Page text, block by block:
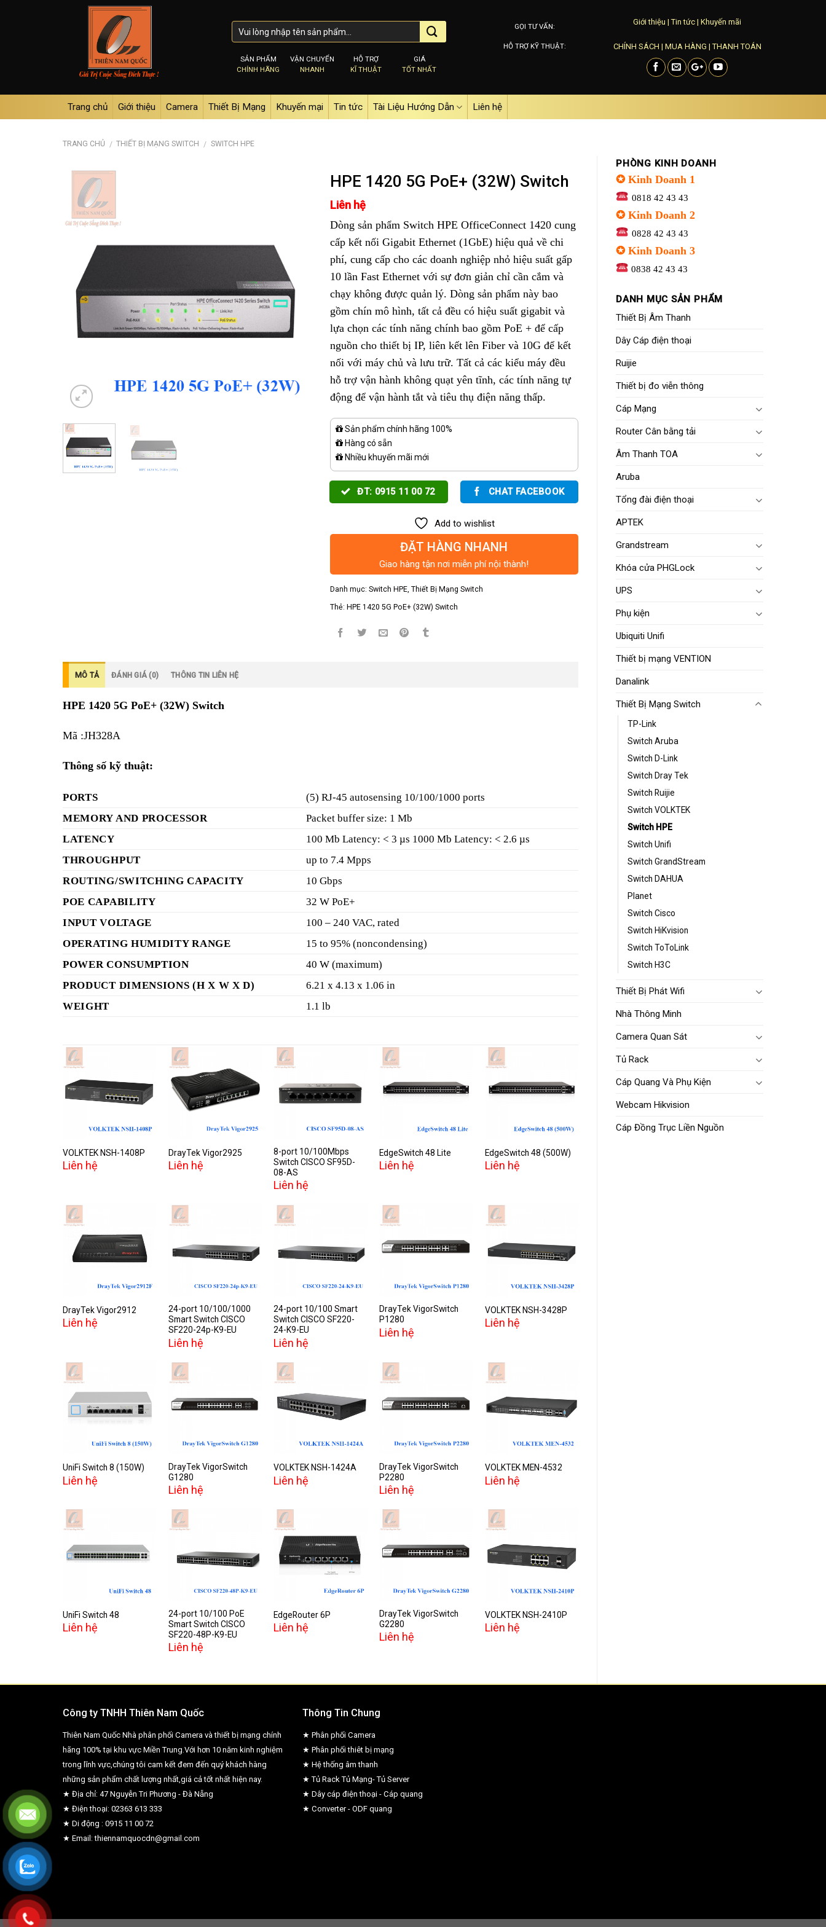
SẢN PHẨM
CHÍNH HÃNG
VẬN CHUYỂN
NHANH
HỖ TRỢ
KĨ THUẬT
GIÁ
TỐT NHẤT
GỌI TƯ VẤN:
HỖ TRỢ KỸ THUẬT:
Giới thiệu |Tin tức | Khuyến mãi
CHÍNH SÁCH | MUA HÀNG |THANH TOÁN
Trang chủ Giới thiệu Camera Thiết Bị Mạng Khuyến mại Tin tức Tài Liệu Hướng Dẫn Liên hệ
TRANG CHỦ / THIẾT BỊ MẠNG SWITCH / SWITCH HPE
PHÒNG KINH DOANH
✪ Kinh Doanh 1
0818 42 43 43
✪ Kinh Doanh 2
0828 42 43 43
✪ Kinh Doanh 3
0838 42 43 43
DANH MỤC SẢN PHẨM
Thiết Bị Âm Thanh
Dây Cáp điện thoại
Ruijie
Thiết bị đo viễn thông
Cáp Mạng
Router Cân bằng tải
Âm Thanh TOA
Aruba
Tổng đài điện thoại
APTEK
Grandstream
Khóa cửa PHGLock
UPS
Phụ kiện
Ubiquiti Unifi
Thiết bị mạng VENTION
Danalink
Thiết Bị Mạng Switch
TP-Link
Switch Aruba
Switch D-Link
Switch Dray Tek
Switch Ruijie
Switch VOLKTEK
Switch HPE
Switch Unifi
Switch GrandStream
Switch DAHUA
Planet
Switch Cisco
Switch HiKvision
Switch ToToLink
Switch H3C
Thiết Bị Phát Wifi
Nhà Thông Minh
Camera Quan Sát
Tủ Rack
Cáp Quang Và Phụ Kiện
Webcam Hikvision
Cáp Đồng Trục Liền Nguồn
HPE 1420 5G PoE+ (32W) Switch
Liên hệ
Dòng sản phẩm Switch HPE OfficeConnect 1420 cung
cấp kết nối Gigabit Ethernet (1GbE) hiệu quả về chi
phí, cung cấp cho các doanh nghiệp nhỏ hiệu suất gấp
10 lần Fast Ethernet với sự đơn giản chỉ cần cắm và
chạy không được quản lý. Dòng sản phẩm này bao
gồm chín mô hình, tất cả đều có hiệu suất gigabit và
lựa chọn các tính năng chính bao gồm PoE + để cấp
nguồn cho thiết bị IP, liên kết lên Fiber và 10G để kết
nối với máy chủ và lưu trữ. Tất cả các kiểu máy đều
hỗ trợ vận hành không quạt yên tĩnh, các tính năng tự
động để vận hành tắt và tiêu thụ điện năng thấp.
Sản phẩm chính hãng 100%
Hàng có sẵn
Nhiều khuyến mãi mới
ĐT: 0915 11 00 72 CHAT FACEBOOK
Add to wishlist
ĐẶT HÀNG NHANH
Giao hàng tận nơi miễn phí nội thành!
Danh mục: Switch HPE, Thiết Bị Mạng Switch
Thẻ: HPE 1420 5G PoE+ (32W) Switch
MÔ TẢ ĐÁNH GIÁ (0) THÔNG TIN LIÊN HỆ
HPE 1420 5G PoE+ (32W) Switch
Mã :JH328A
Thông số kỹ thuật:
PORTS
(5) RJ-45 autosensing 10/100/1000 ports
MEMORY AND PROCESSOR
Packet buffer size: 1 Mb
LATENCY
100 Mb Latency: < 3 µs 1000 Mb Latency: < 2.6 µs
THROUGHPUT
up to 7.4 Mpps
ROUTING/SWITCHING CAPACITY
10 Gbps
POE CAPABILITY
32 W PoE+
INPUT VOLTAGE
100 – 240 VAC, rated
OPERATING HUMIDITY RANGE
15 to 95% (noncondensing)
POWER CONSUMPTION
40 W (maximum)
PRODUCT DIMENSIONS (H X W X D)
6.21 x 4.13 x 1.06 in
WEIGHT
1.1 lb
Add to
VOLKTEK NSH-1408P
Liên hệ
Add to
DrayTek Vigor2925
Liên hệ
Add to
8-port 10/100Mbps
Switch CISCO SF95D-
08-AS
Liên hệ
EdgeSwitch 48 Lite
Liên hệ
EdgeSwitch 48 (500W)
Liên hệ
Add to
DrayTek Vigor2912
Liên hệ
Add to
24-port 10/100/1000
Smart Switch CISCO
SF220-24p-K9-EU
Liên hệ
Add to
24-port 10/100 Smart
Switch CISCO SF220-
24-K9-EU
Liên hệ
DrayTek VigorSwitch
P1280
Liên hệ
Add to
VOLKTEK NSH-3428P
Liên hệ
Add to
UniFi Switch 8 (150W)
Liên hệ
DrayTek VigorSwitch
G1280
Liên hệ
Add to
wishlist
VOLKTEK NSH-1424A
Liên hệ
DrayTek VigorSwitch
P2280
Liên hệ
Add to
VOLKTEK MEN-4532
Liên hệ
Add to
UniFi Switch 48
Liên hệ
Add to
24-port 10/100 PoE
Smart Switch CISCO
SF220-48P-K9-EU
Liên hệ
Add to
wishlist
EdgeRouter 6P
Liên hệ
DrayTek VigorSwitch
G2280
Liên hệ
Add to
wishlist
VOLKTEK NSH-2410P
Liên hệ
Công ty TNHH Thiên Nam Quốc
Thiên Nam Quốc Nhà phân phối Camera và thiết bị mạng chính
hãng 100% tại khu vực Miền Trung.Với hơn 10 năm kinh nghiệm
trong lĩnh vực,chúng tôi cam kết đem đến quý khách hàng
những sản phẩm chất lượng nhất,giá cả tốt nhất hiện nay.
★ Địa chỉ: 47 Nguyễn Tri Phương - Đà Nẵng
★ Điện thoại: 02363 613 333
★ Di động : 0915 11 00 72
★ Email: thiennamquocdn@gmail.com
Thông Tin Chung
★ Phân phối Camera
★ Phân phối thiêt bị mạng
★ Hệ thống âm thanh
★ Tủ Rack Tủ Mạng- Tủ Server
★ Dây cáp điện thoại - Cáp quang
★ Converter - ODF quang